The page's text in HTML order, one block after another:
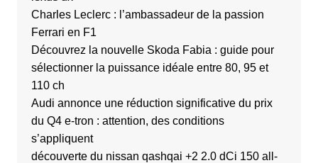
Charles Leclerc : l’ambassadeur de la passion
Ferrari en F1
Découvrez la nouvelle Skoda Fabia : guide pour
sélectionner la puissance idéale entre 80, 95 et
110 ch
Audi annonce une réduction significative du prix
du Q4 e-tron : attention, des conditions
s’appliquent
découverte du nissan qashqai +2 2.0 dCi 150 all-